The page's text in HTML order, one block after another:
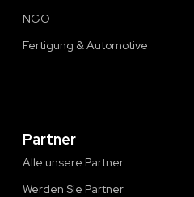
NGO
Fertigung & Automotive
Partner
Alle unsere Partner
Werden Sie Partner